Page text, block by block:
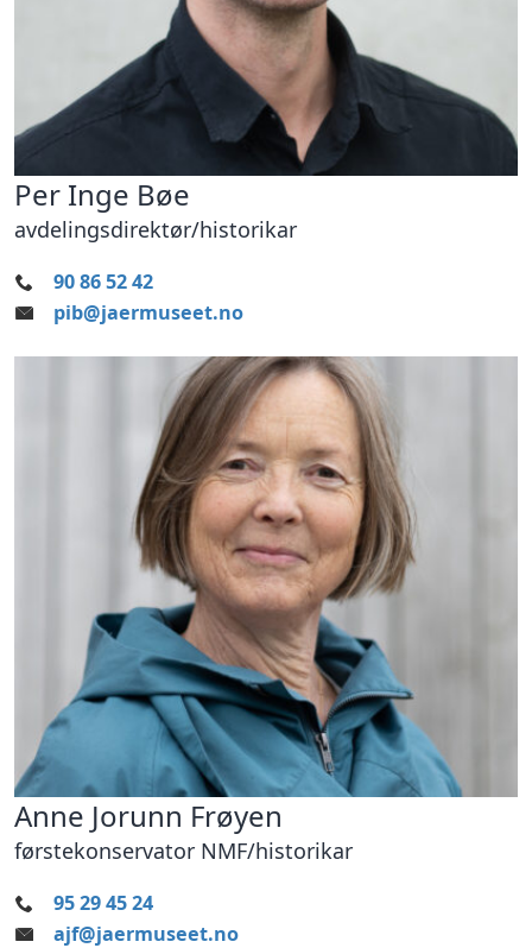
Per Inge Bøe
avdelingsdirektør/historikar
90 86 52 42
pib@jaermuseet.no
Anne Jorunn Frøyen
førstekonservator NMF/historikar
95 29 45 24
ajf@jaermuseet.no